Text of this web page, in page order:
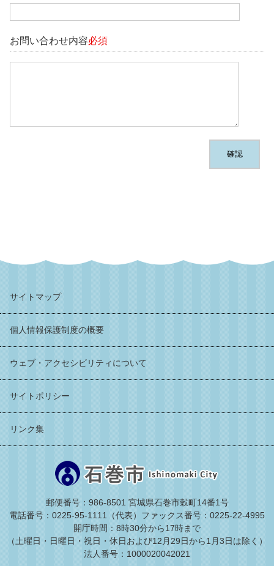
お問い合わせ内容必須
サイトマップ
個人情報保護制度の概要
ウェブ・アクセシビリティについて
サイトポリシー
リンク集
郵便番号：986-8501 宮城県石巻市穀町14番1号
電話番号：0225-95-1111（代表） ファックス番号：0225-22-4995
開庁時間：8時30分から17時まで
（土曜日・日曜日・祝日・休日および12月29日から1月3日は除く）
法人番号：1000020042021